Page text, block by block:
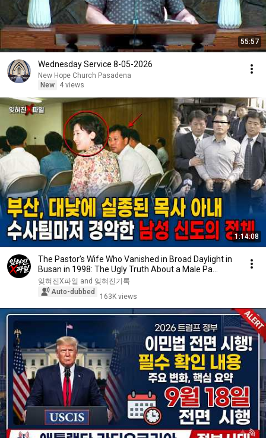
55:57
Wednesday Service 8-05-2026
New Hope Church Pasadena
New
4 views
1:14:08
The Pastor’s Wife Who Vanished in Broad Daylight in
Busan in 1998: The Ugly Truth About a Male Pa...
잊혀진X파일 and 잊혀진기록
Auto-dubbed
163K views